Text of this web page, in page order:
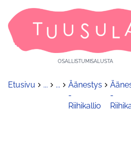
OSALLISTUMISALUSTA
Etusivu ... ...
Äänestys
-
Riihikallio
-